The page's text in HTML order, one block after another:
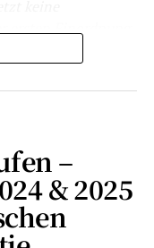
oder US-Aktien
Währung und
und langfristiger
werden.
sich, wenn laufende
Steuerunterlagen
grundsätzlich
gegebenenfalls
–
& 2025